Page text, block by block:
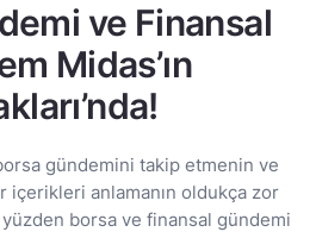
ve Finansal
Midas’ın
gündemini takip etmenin ve
içerikleri anlamanın oldukça zor
borsa ve finansal gündemi